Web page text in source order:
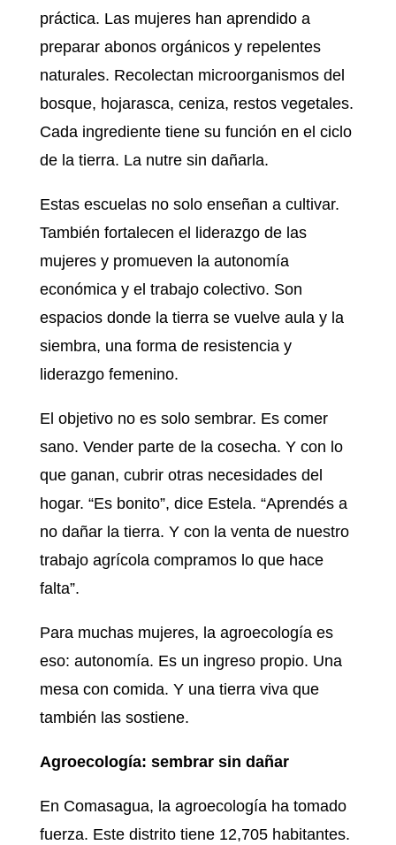
práctica. Las mujeres han aprendido a
preparar abonos orgánicos y repelentes
naturales. Recolectan microorganismos del
bosque, hojarasca, ceniza, restos vegetales.
Cada ingrediente tiene su función en el ciclo
de la tierra. La nutre sin dañarla.
Estas escuelas no solo enseñan a cultivar.
También fortalecen el liderazgo de las
mujeres y promueven la autonomía
económica y el trabajo colectivo. Son
espacios donde la tierra se vuelve aula y la
siembra, una forma de resistencia y
liderazgo femenino.
El objetivo no es solo sembrar. Es comer
sano. Vender parte de la cosecha. Y con lo
que ganan, cubrir otras necesidades del
hogar. “Es bonito”, dice Estela. “Aprendés a
no dañar la tierra. Y con la venta de nuestro
trabajo agrícola compramos lo que hace
falta”.
Para muchas mujeres, la agroecología es
eso: autonomía. Es un ingreso propio. Una
mesa con comida. Y una tierra viva que
también las sostiene.
Agroecología: sembrar sin dañar
En Comasagua, la agroecología ha tomado
fuerza. Este distrito tiene 12,705 habitantes.